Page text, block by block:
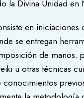
la Divina Unidad en
en iniciaciones
se entregan
de manos.
u otras técnicas
conocimientos